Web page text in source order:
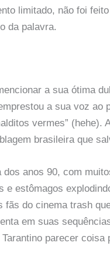
limitado, não foi
da palavra.
a sua ótima
a sua voz ao
vermes” (hehe).
brasileira que
anos 90, com
estômagos
do cinema trash
em suas
parecer coisa